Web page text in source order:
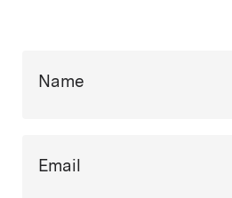
Name
Email